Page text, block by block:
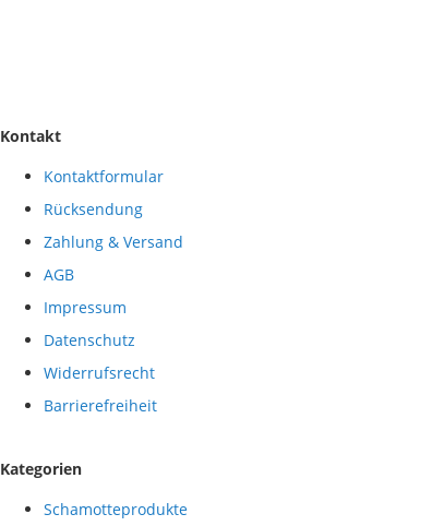
Kontakt
Kontaktformular
Rücksendung
Zahlung & Versand
AGB
Impressum
Datenschutz
Widerrufsrecht
Barrierefreiheit
Kategorien
Schamotteprodukte